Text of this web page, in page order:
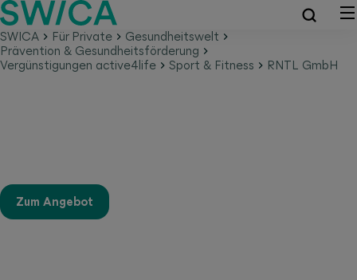
SWICA Für Private
Gesundheitswelt
Prävention & Gesundheitsförderung
Vergünstigungen active4life
Sport & Fitness RNTL GmbH
Zum Angebot